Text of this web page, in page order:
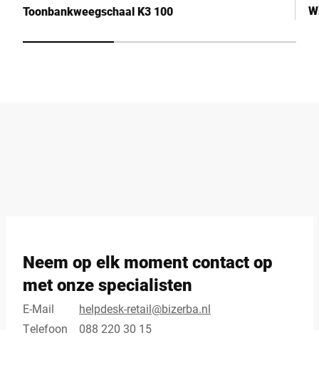
Toonbankweegschaal K3 100
Neem op elk moment contact op
met onze specialisten
E-Mail
helpdesk-retail@bizerba.nl
Telefoon
088 220 30 15